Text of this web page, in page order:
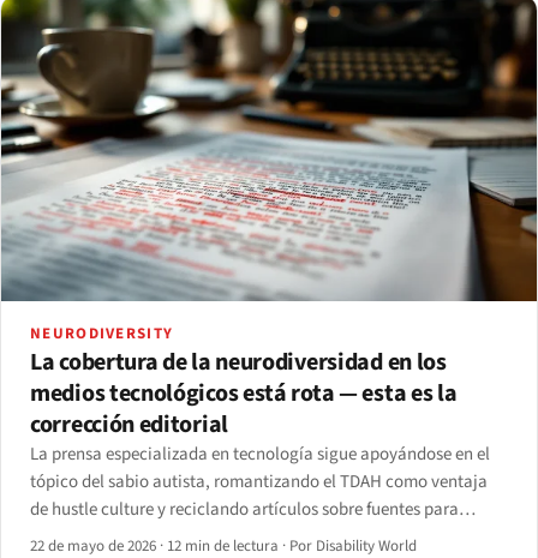
NEURODIVERSITY
La cobertura de la neurodiversidad en los
medios tecnológicos está rota — esta es la
corrección editorial
La prensa especializada en tecnología sigue apoyándose en el
tópico del sabio autista, romantizando el TDAH como ventaja
de hustle culture y reciclando artículos sobre fuentes para
personas disléxicas que la investigación apenas respalda. El
22 de mayo de 2026 · 12 min de lectura · Por Disability World